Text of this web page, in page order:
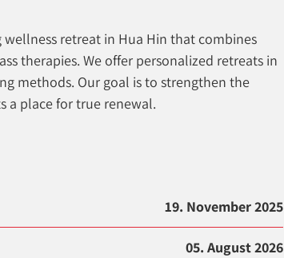
retreat in Hua Hin that combines
therapies. We offer personalized retreats in
methods. Our goal is to strengthen the
a place for true renewal.
19. November 2025
05. August 2026